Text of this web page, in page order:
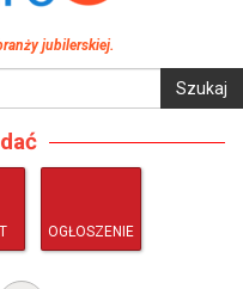
jubilerskiej.
OGŁOSZENIE